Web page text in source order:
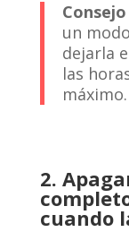
un
dejarla
las
máximo.
2.
cuando